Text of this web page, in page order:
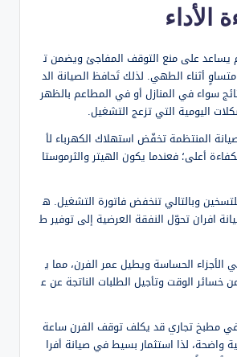
الأداء
يساعد على منع التوقف المفاجئ ويضمن ت
أثناء الطهي. لذلك تَحافظ الصيانة الد
سواء في المنازل أو في المطاعم بالظهر
اليومية التي تزعج التشغيل.
المنتظمة تخفّض استهلاك الكهرباء لأ
أعلى؛ فعندما يكون الهيتر والثرموستا
وبالتالي تنخفض فاتورة التشغيل. ه
افران تحوّل النفقة العرضية إلى توفير ط
الأجزاء الحساسة ويطيل عمر الفرن، مما ي
خسائر الوقت وتأجيل الطلبات الناتجة عن ع
مطبخ تجاري قد يكلف توقف الفرن ساعة
واضحة، لذا استثمار بسيط في صيانة أفرا